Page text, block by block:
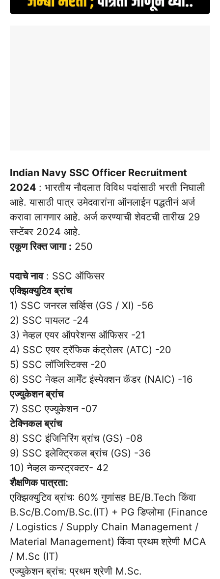
Indian Navy SSC Officer Recruitment
2024 : भारतीय नौदलात विविध पदांसाठी भरती निघाली
आहे. यासाठी पात्र उमेदवारांना ऑनलाईन पद्धतीनं अर्ज
करावा लागणार आहे. अर्ज करण्याची शेवटची तारीख 29
सप्टेंबर 2024 आहे.
एकूण रिक्त जागा : 250
पदाचे नाव: SSC ऑफिसर
एक्झिक्युटिव ब्रांच
1) SSC जनरल सर्व्हिस (GS / XI) -56
2) SSC पायलट -24
3) नेव्हल एयर ऑपरेशन्स ऑफिसर -21
4) SSC एयर ट्रॅफिक कंट्रोलर (ATC) -20
5) SSC लॉजिस्टिक्स -20
6) SSC नेव्हल आर्मेंट इंस्पेक्शन कॅडर (NAIC) -16
एज्युकेशन ब्रांच
7) SSC एज्युकेशन -07
टेक्निकल ब्रांच
8) SSC इंजिनिरिंग ब्रांच (GS) -08
9) SSC इलेक्ट्रिकल ब्रांच (GS) -36
10) नेव्हल कन्स्ट्रक्टर- 42
शैक्षणिक पात्रता:
एक्झिक्युटिव ब्रांच: 60% गुणांसह BE/B.Tech किंवा
B.Sc/B.Com/B.Sc.(IT) + PG डिप्लोमा (Finance
/ Logistics / Supply Chain Management /
Material Management) किंवा प्रथम श्रेणी MCA
/ M.Sc (IT)
एज्युकेशन ब्रांच: प्रथम श्रेणी M.Sc.